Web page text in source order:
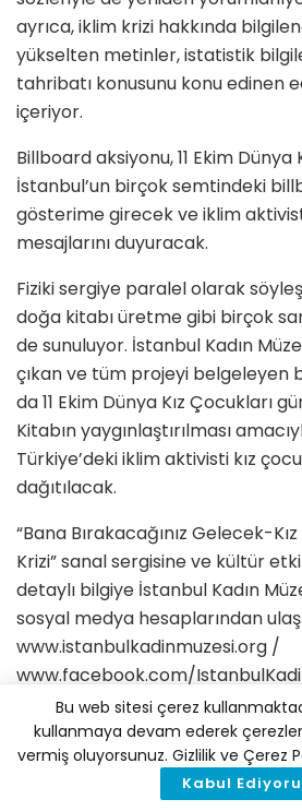
ayrıca, iklim krizi hakkında
yükselten metinler, istatistik
tahribatı konusunu konu edinen
içeriyor.
Billboard aksiyonu, 11 Ekim Dünya
İstanbul’un birçok semtindeki
gösterime girecek ve iklim
mesajlarını duyuracak.
Fiziki sergiye paralel olarak
doğa kitabı üretme gibi birçok
de sunuluyor. İstanbul Kadın
çıkan ve tüm projeyi belgeleyen
da 11 Ekim Dünya Kız Çocukları
Kitabın yaygınlaştırılması
Türkiye’deki iklim aktivisti kız
dağıtılacak.
“Bana Bırakacağınız Gelecek-
Krizi” sanal sergisine ve kültür
detaylı bilgiye İstanbul Kadın
sosyal medya hesaplarından
www.istanbulkadinmuzesi.org /
www.facebook.com/
Schneidertempel Sanat
sergilenen Ammonite Digital Art
sanatçılarının adları ise şu
Bu web sitesi çerez
kullanmaya devam ederek
vermiş oluyorsunuz. Gizlilik ve Çerez
Kabul